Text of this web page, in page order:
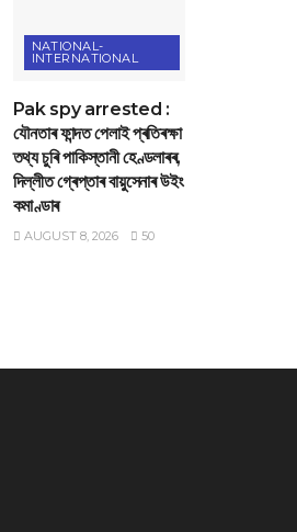
NATIONAL-
INTERNATIONAL
Pak spy arrested :
যৌনতাৰ ফান্দত পেলাই প্ৰতিৰক্ষা
তথ্য চুৰি পাকিস্তানী হেণ্ডলাৰৰ,
দিল্লীত গ্ৰেপ্তাৰ বায়ুসেনাৰ উইং
কমাণ্ডাৰ
AUGUST 8, 2026 50